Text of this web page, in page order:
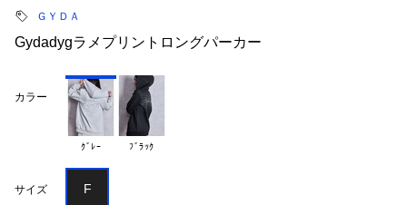
ＧＹＤＡ
Gydadygラメプリントロングパーカー
カラー
ｸﾞﾚｰ ﾌﾞﾗｯｸ
サイズ F